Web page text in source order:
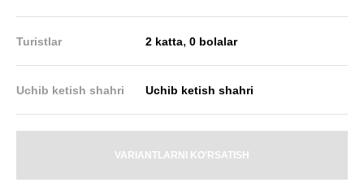
Turistlar 2 katta,0 bolalar
Uchib ketish shahri Uchib ketish shahri
VARIANTLARNI KO'RSATISH